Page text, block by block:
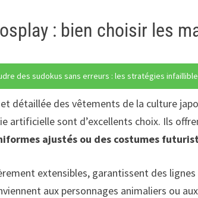
: bien choisir les
des sudokus sans erreurs : les stratégies
détaillée des vêtements de la culture
artificielle sont d’excellents choix. Ils
ajustés ou des costumes
extensibles, garantissent des
aux personnages animaliers ou